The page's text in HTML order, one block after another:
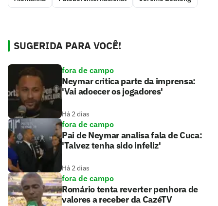
SUGERIDA PARA VOCÊ!
fora de campo
Neymar critica parte da imprensa:
'Vai adoecer os jogadores'
Há 2 dias
fora de campo
Pai de Neymar analisa fala de Cuca:
'Talvez tenha sido infeliz'
Há 2 dias
fora de campo
Romário tenta reverter penhora de
valores a receber da CazéTV